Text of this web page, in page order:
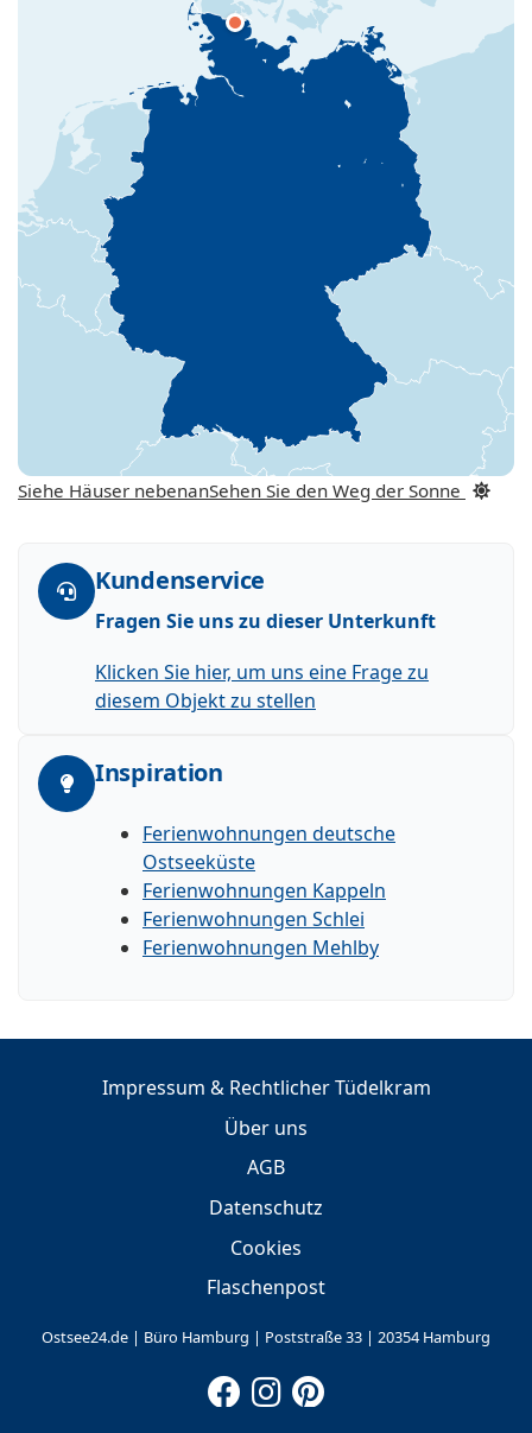
Siehe Häuser nebenanSehen Sie den Weg der Sonne
Kundenservice
Fragen Sie uns zu dieser Unterkunft
Klicken Sie hier, um uns eine Frage zu
diesem Objekt zu stellen
Inspiration
Ferienwohnungen deutsche
Ostseeküste
Ferienwohnungen Kappeln
Ferienwohnungen Schlei
Ferienwohnungen Mehlby
Impressum & Rechtlicher Tüdelkram
Über uns
AGB
Datenschutz
Cookies
Flaschenpost
Ostsee24.de | Büro Hamburg | Poststraße 33 | 20354 Hamburg